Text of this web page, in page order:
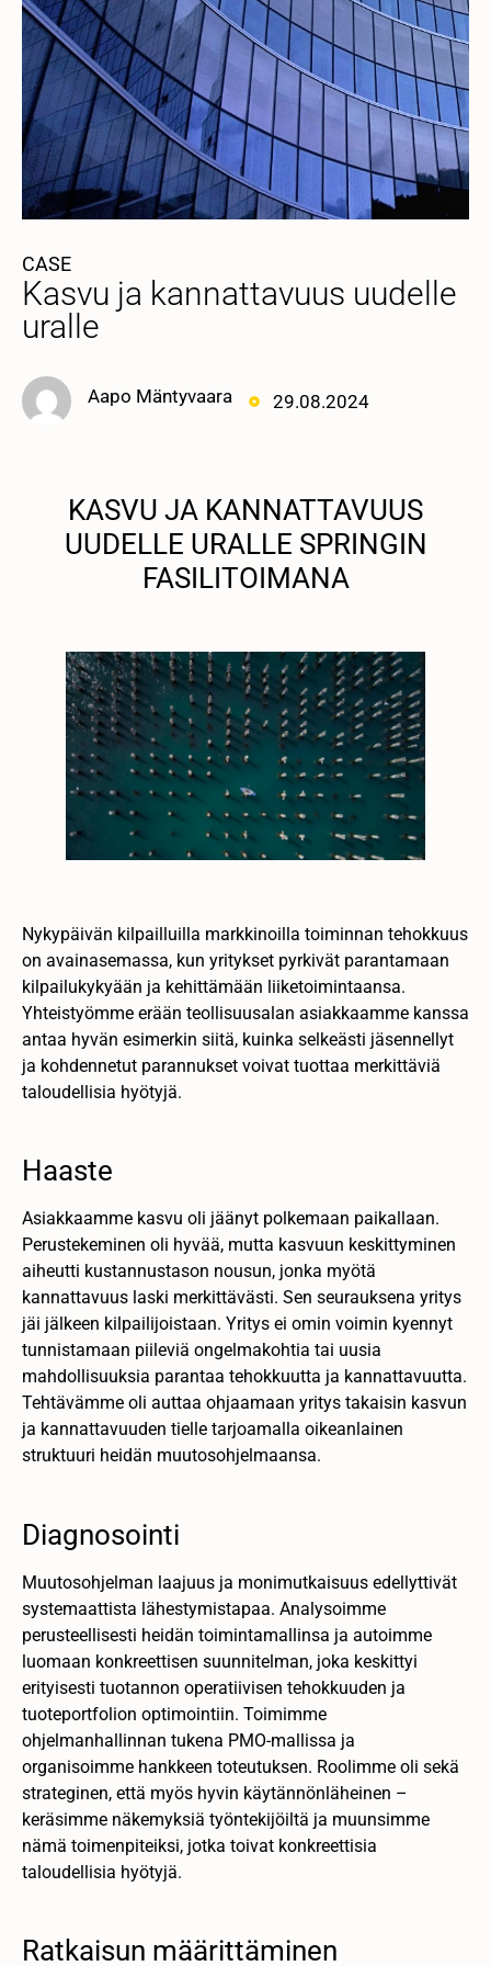
CASE
Kasvu ja kannattavuus uudelle
uralle
Aapo Mäntyvaara 29.08.2024
KASVU JA KANNATTAVUUS
UUDELLE URALLE SPRINGIN
FASILITOIMANA
Nykypäivän kilpailluilla markkinoilla toiminnan tehokkuus
on avainasemassa, kun yritykset pyrkivät parantamaan
kilpailukykyään ja kehittämään liiketoimintaansa.
Yhteistyömme erään teollisuusalan asiakkaamme kanssa
antaa hyvän esimerkin siitä, kuinka selkeästi jäsennellyt
ja kohdennetut parannukset voivat tuottaa merkittäviä
taloudellisia hyötyjä.
Haaste
Asiakkaamme kasvu oli jäänyt polkemaan paikallaan.
Perustekeminen oli hyvää, mutta kasvuun keskittyminen
aiheutti kustannustason nousun, jonka myötä
kannattavuus laski merkittävästi. Sen seurauksena yritys
jäi jälkeen kilpailijoistaan. Yritys ei omin voimin kyennyt
tunnistamaan piileviä ongelmakohtia tai uusia
mahdollisuuksia parantaa tehokkuutta ja kannattavuutta.
Tehtävämme oli auttaa ohjaamaan yritys takaisin kasvun
ja kannattavuuden tielle tarjoamalla oikeanlainen
struktuuri heidän muutosohjelmaansa.
Diagnosointi
Muutosohjelman laajuus ja monimutkaisuus edellyttivät
systemaattista lähestymistapaa. Analysoimme
perusteellisesti heidän toimintamallinsa ja autoimme
luomaan konkreettisen suunnitelman, joka keskittyi
erityisesti tuotannon operatiivisen tehokkuuden ja
tuoteportfolion optimointiin. Toimimme
ohjelmanhallinnan tukena PMO-mallissa ja
organisoimme hankkeen toteutuksen. Roolimme oli sekä
strateginen, että myös hyvin käytännönläheinen –
keräsimme näkemyksiä työntekijöiltä ja muunsimme
nämä toimenpiteiksi, jotka toivat konkreettisia
taloudellisia hyötyjä.
Ratkaisun määrittäminen